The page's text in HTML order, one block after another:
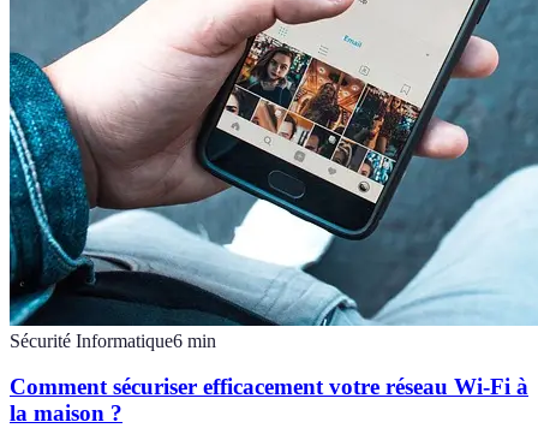
Sécurité Informatique6 min
Comment sécuriser efficacement votre réseau Wi-Fi à
la maison ?